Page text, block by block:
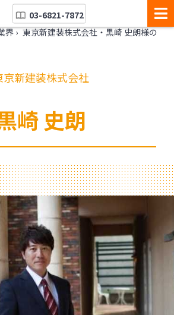
03-6821-7872
界 › 東京新建装株式会社・黒崎 史朗様の
京新建装株式会社
崎 史朗